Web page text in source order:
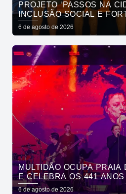
PROJETO ‘PASSOS NA
INCLUSÃO SOCIAL E
EM SAÚDE MENTAL POR
6 de agosto de 2026
MULTIDÃO OCUPA PRAIA
E CELEBRA OS 441
SHOWS DE ROUPA NOVA
6 de agosto de 2026